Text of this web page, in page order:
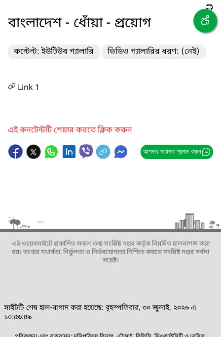
বাংলাদেশ - ধোঁয়া - প্রয়োগ
কন্টেন্ট: ইউটিউব গ্যালারি ভিডিও গ্যালারির ধরণ: (নেই)
Link 1
এই কনটেন্টটি শেয়ার করতে ক্লিক করুন
আপনার মতামত প্রদান করুন
এই ওয়েবসাইটে প্রকাশিত সকল তথ্য সংশ্লিষ্ট দপ্তর কর্তৃক নিয়মিত হালনাগাদ করা
হয়। তথ্যের যথার্থতা, নির্ভুলতা ও নির্ভরযোগ্যতা নিশ্চিত করতে সংশ্লিষ্ট দপ্তর সর্বদা
সচেষ্ট।
সাইটটি শেষ হাল-নাগাদ করা হয়েছে: বৃহস্পতিবার, ৩০ জুলাই, ২০২৬ এ
১০:৫৬:৪৯